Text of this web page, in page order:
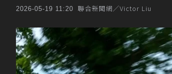
2026-05-19 11:20 聯合新聞網／Victor Liu